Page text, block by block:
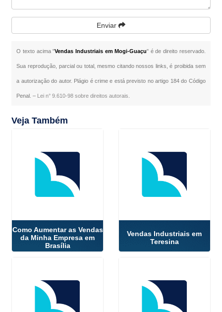
Enviar
O texto acima "Vendas Industriais em Mogi-Guaçu" é de direito reservado.
Sua reprodução, parcial ou total, mesmo citando nossos links, é proibida sem
a autorização do autor. Plágio é crime e está previsto no artigo 184 do Código
Penal. – Lei n° 9.610-98 sobre direitos autorais
Veja Também
Como Aumentar as Vendas
da Minha Empresa em
Brasília
Vendas Industriais em
Teresina